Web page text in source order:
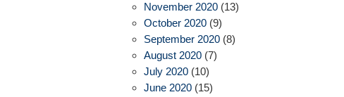
November 2020(13)
October 2020(9)
September 2020(8)
August 2020(7)
July 2020(10)
June 2020(15)